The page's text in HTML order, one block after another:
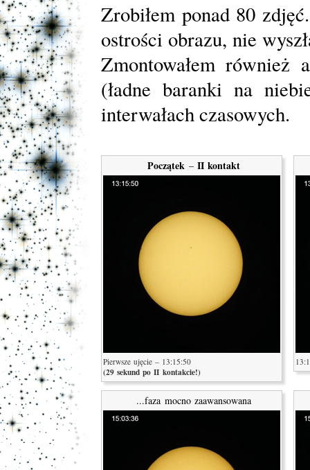
Zrobiłem ponad 80
ostrości obrazu, nie
Zmontowałem również
(ładne baranki na
interwałach czasowych.
Początek – II kontakt
Pierwsze ujęcie – 13:15:50
(29 sekund po II kontakcie!)
...faza mocno zaawansowana